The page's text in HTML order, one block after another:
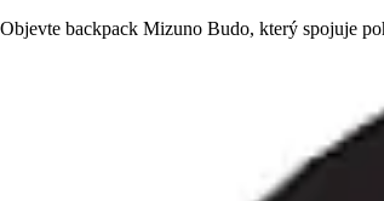
Objevte backpack Mizuno Budo, který spojuje